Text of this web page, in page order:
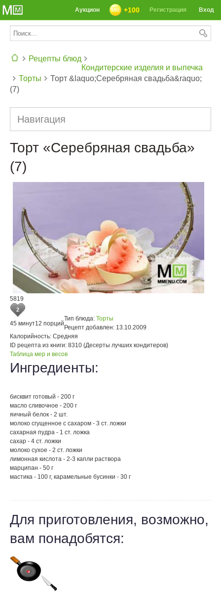
СЕГОДНЯ: 39142 РЕЦЕПТА
Вход
Регистрация
+100
Аукцион
Рецепты блюд
Кондитерские изделия и выпечка
Торты
Торт &laquo;Серебряная свадьба&raquo;
(7)
Навигация
Торт «Серебряная свадьба»
(7)
5819
2
45 минут12 порций
Тип блюда: Торты
Рецепт добавлен: 13.10.2009
Калорийность: Средняя
ID рецепта из книги: 8310 (Десерты лучших кондитеров)
Таблица мер и весов
Ингредиенты:
бисквит готовый - 200 г
масло сливочное - 200 г
яичный белок - 2 шт.
молоко сгущенное с сахаром - 3 ст. ложки
сахарная пудра - 1 ст. ложка
сахар - 4 ст. ложки
молоко сухое - 2 ст. ложки
лимонная кислота - 2-3 капли раствора
марципан - 50 г
мастика - 100 г, карамельные бусинки - 30 г
Для приготовления, возможно,
вам понадобятся: